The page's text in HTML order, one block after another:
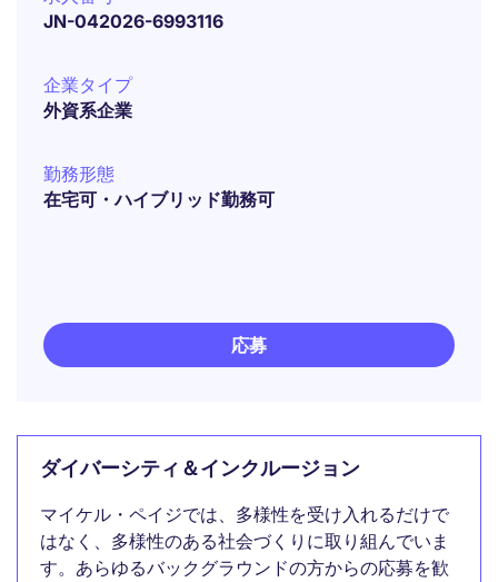
JN-042026-6993116
企業タイプ
外資系企業
勤務形態
在宅可・ハイブリッド勤務可
応募
ダイバーシティ＆インクルージョン
マイケル・ペイジでは、多様性を受け入れるだけで
はなく、多様性のある社会づくりに取り組んでいま
す。あらゆるバックグラウンドの方からの応募を歓